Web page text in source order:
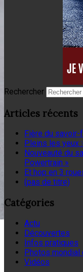
Rechercher
Articles récents
Fière du
Pleins les yeux
Nouveauté du
Powertrain »
Et hop en 3
(pas de titre)
Catégories
Actu
Découvertes
Infos pratiques
Photos mondial
Vidéos